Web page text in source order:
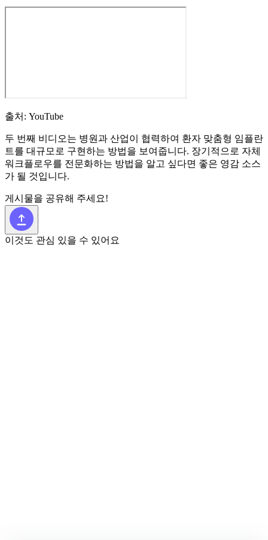
출처: YouTube
두 번째 비디오는 병원과 산업이 협력하여 환자 맞춤형 임플란
트를 대규모로 구현하는 방법을 보여줍니다. 장기적으로 자체
워크플로우를 전문화하는 방법을 알고 싶다면 좋은 영감 소스
가 될 것입니다.
게시물을 공유해 주세요!
이것도 관심 있을 수 있어요